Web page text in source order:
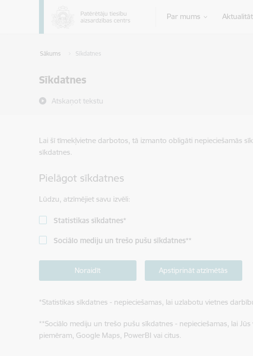
Par mums
Sākums Sīkdatnes
Sīkdatnes
Atskaņot tekstu
Lai šī tīmekļvietne darbotos, tā izmanto obligāti nepieciešamās
sīkdatnes.
Pielāgot sīkdatnes
Lūdzu, atzīmējiet savu izvēli:
Statistikas sīkdatnes*
Sociālo mediju un trešo pušu sīkdatnes**
Noraidīt Apstiprināt atzīmētās
*Statistikas sīkdatnes - nepieciešamas, lai uzlabotu vietnes
**Sociālo mediju un trešo pušu sīkdatnes - nepieciešamas, lai
piemēram, Google Maps, PowerBI vai citus.